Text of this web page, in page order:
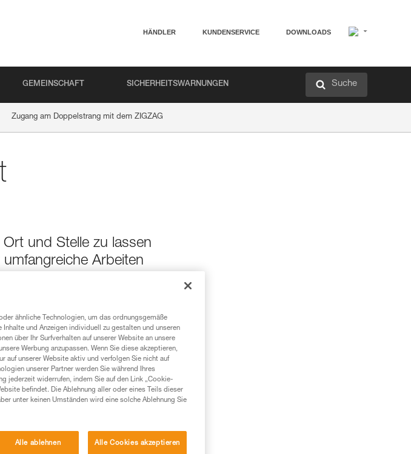
HÄNDLER KUNDENSERVICE DOWNLOADS
GEMEINSCHAFT SICHERHEITSWARNUNGEN Suche
Zugang am Doppelstrang mit dem ZIGZAG
und Stelle zu lassen
Arbeiten
Tech Tipp geht,
verstehen zu
richtig
und ein spezielles
den Vorgang
gibt es
ähnliche Technologien, um das ordnungsgemäße
und Anzeigen individuell zu gestalten und unseren
über Ihr Surfverhalten auf unserer Website an unsere
Werbung anzupassen. Wenn Sie diese akzeptieren,
auf unserer Website aktiv und verfolgen Sie nicht auf
unserer Partner werden Sie während Ihres
jederzeit widerrufen, indem Sie auf den Link „Cookie-
befindet. Die Ablehnung aller oder eines Teils dieser
unter keinen Umständen wird eine solche Ablehnung Sie
Alle ablehnen Alle Cookies akzeptieren